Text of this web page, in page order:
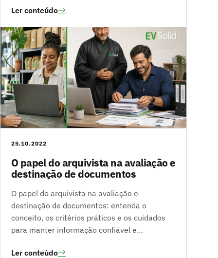
Ler conteúdo
25.10.2022
O papel do arquivista na avaliação e
destinação de documentos
O papel do arquivista na avaliação e
destinação de documentos: entenda o
conceito, os critérios práticos e os cuidados
para manter informação confiável e…
Ler conteúdo